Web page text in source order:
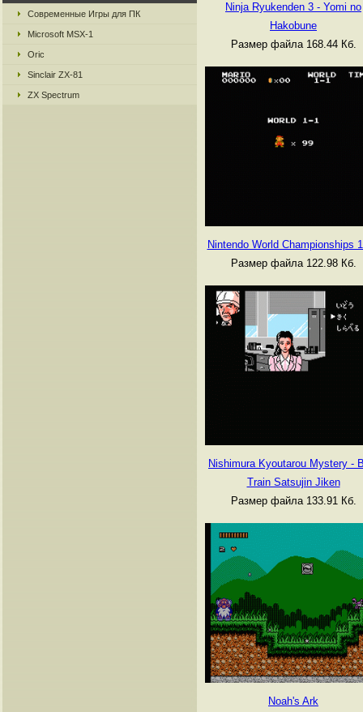
Современные Игры для ПК
Microsoft MSX-1
Oric
Sinclair ZX-81
ZX Spectrum
Ninja Ryukenden 3 - Yomi no
Hakobune
Размер файла 168.44 Кб.
Nintendo World Championships
Размер файла 122.98 Кб.
Nishimura Kyoutarou Mystery -
Train Satsujin Jiken
Размер файла 133.91 Кб.
Noah's Ark